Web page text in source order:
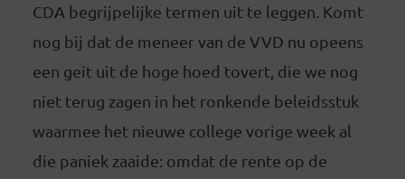
CDA begrijpelijke termen uit te leggen. Komt
nog bij dat de meneer van de VVD nu opeens
een geit uit de hoge hoed tovert, die we nog
niet terug zagen in het ronkende beleidsstuk
waarmee het nieuwe college vorige week al
die paniek zaaide: omdat de rente op de